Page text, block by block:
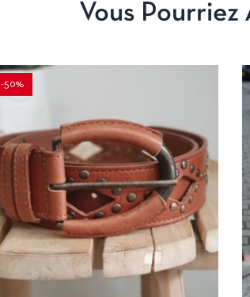
Vous Pourriez
-50%
CHOIX DES OPTIONS